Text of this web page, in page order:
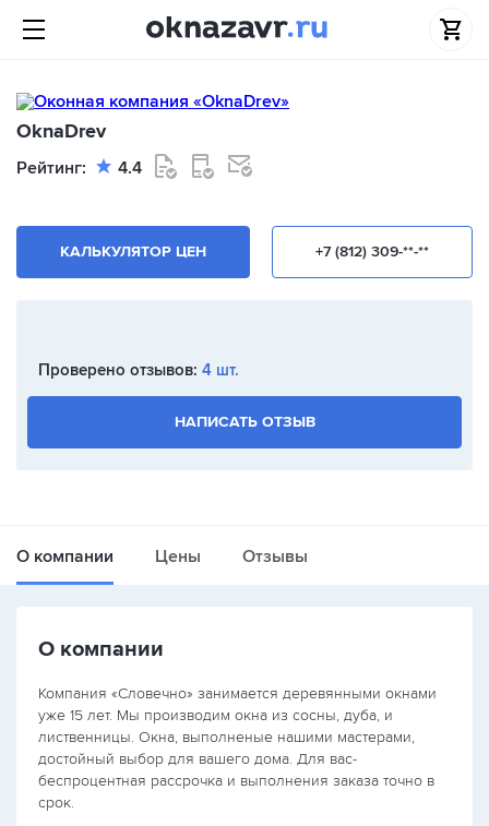
OknaDrev
Рейтинг: 4.4
+7 (812) 309-**-**
КАЛЬКУЛЯТОР ЦЕН
Проверено отзывов: 4 шт.
НАПИСАТЬ ОТЗЫВ
О компании Цены Отзывы
О компании
Компания «Словечно» занимается деревянными окнами
уже 15 лет. Мы производим окна из сосны, дуба, и
лиственницы. Окна, выполненые нашими мастерами,
достойный выбор для вашего дома. Для вас-
беспроцентная рассрочка и выполнения заказа точно в
срок.